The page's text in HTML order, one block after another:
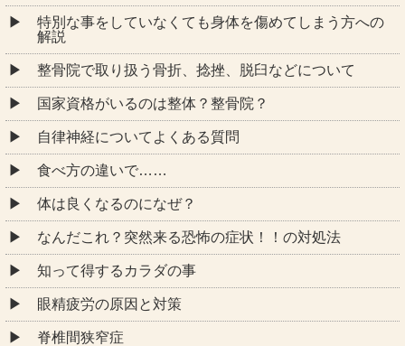
特別な事をしていなくても身体を傷めてしまう方への
解説
整骨院で取り扱う骨折、捻挫、脱臼などについて
国家資格がいるのは整体？整骨院？
自律神経についてよくある質問
食べ方の違いで……
体は良くなるのになぜ？
なんだこれ？突然来る恐怖の症状！！の対処法
知って得するカラダの事
眼精疲労の原因と対策
脊椎間狭窄症